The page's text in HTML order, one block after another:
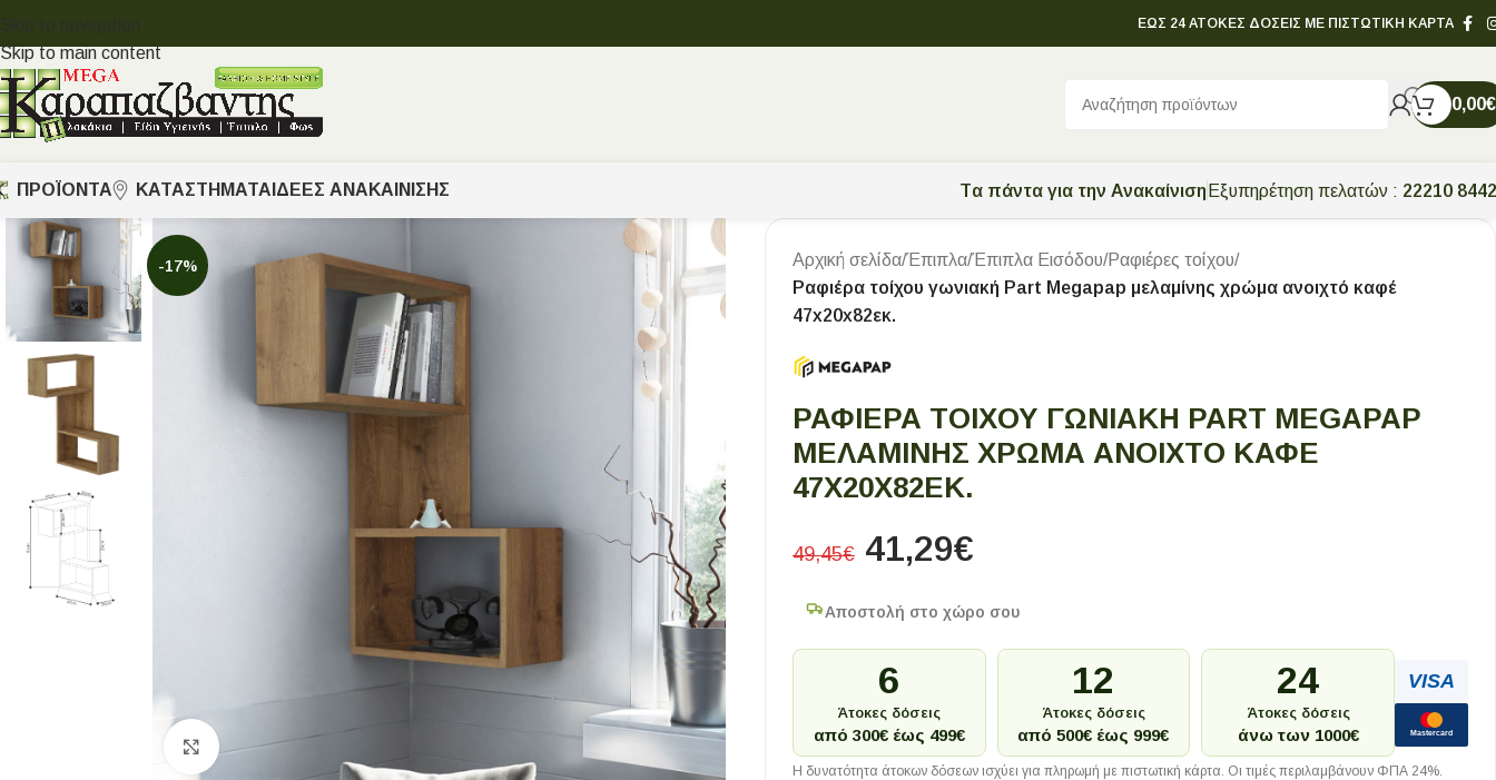
Skip to navigation
Skip to main content
ΕΩΣ 24 ΑΤΟΚΕΣ ΔΟΣΕΙΣ ΜΕ ΠΙΣΤΩΤΙΚΗ ΚΑΡΤΑ
0,00€
ΠΡΟΪΟΝΤΑ ΚΑΤΑΣΤΗΜΑΤΑ ΙΔΈΕΣ ΑΝΑΚΑΊΝΙΣΗΣ Tα πάντα για την Ανακαίνιση Εξυπηρέτηση πελατών : 22210
-17%
Κλικ για μεγέθυνση
Αρχική σελίδα/Έπιπλα/Έπιπλα Εισόδου/Ραφιέρες τοίχου/
Ραφιέρα τοίχου γωνιακή Part Megapap μελαμίνης χρώμα ανοιχτό καφέ
47x20x82εκ.
ΡΑΦΙΈΡΑ ΤΟΊΧΟΥ ΓΩΝΙΑΚΉ PART MEGAPAP
ΜΕΛΑΜΊΝΗΣ ΧΡΏΜΑ ΑΝΟΙΧΤΌ ΚΑΦΈ
47X20X82ΕΚ.
49,45€ 41,29€
Αποστολή στο χώρο σου
6
Άτοκες δόσεις
από 300€ έως 499€
12
Άτοκες δόσεις
από 500€ έως 999€
24
Άτοκες δόσεις
άνω των 1000€
VISA
Mastercard
Η δυνατότητα άτοκων δόσεων ισχύει για πληρωμή με πιστωτική κάρτα. Οι τιμές περιλαμβάνουν ΦΠΑ 24%.